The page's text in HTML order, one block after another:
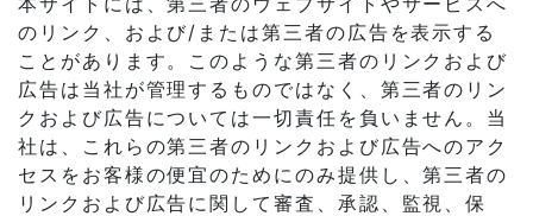
のリンク、および/または第三者の広告を表示する
ことがあります。このような第三者のリンクおよび
広告は当社が管理するものではなく、第三者のリン
クおよび広告については一切責任を負いません。当
社は、これらの第三者のリンクおよび広告へのアク
セスをお客様の便宜のためにのみ提供し、第三者の
リンクおよび広告に関して審査、承認、監視、保